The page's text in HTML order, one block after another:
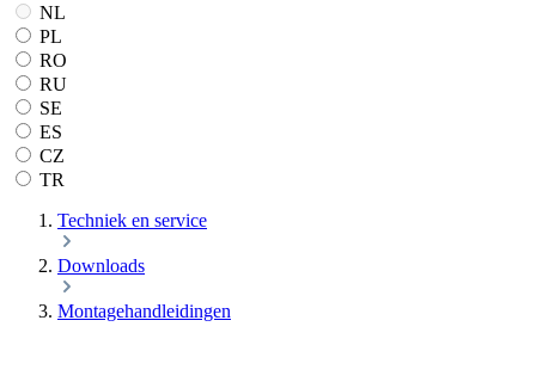
NL
PL
RO
RU
SE
ES
CZ
TR
Techniek en service
Downloads
Montagehandleidingen